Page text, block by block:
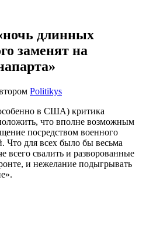
длинных
заменят на
Politikys
в США) критика
что вполне возможным
посредством военного
Что для всех было бы весьма
всего свалить и разворованные
и нежелание подыгрывать